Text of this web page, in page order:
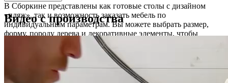
В Сборкине представлены как готовые столы с дизайном
«пляж», так и возможность заказать мебель по
индивидуальным параметрам. Вы можете выбрать размер,
форму, породу дерева и декоративные элементы, чтобы
создать стол, который идеально впишется в ваш дом.
Видео с производства